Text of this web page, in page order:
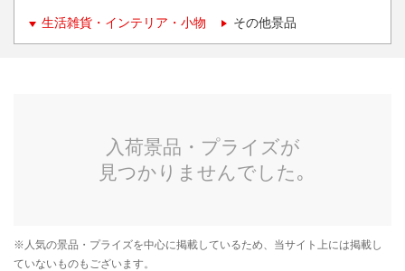
生活雑貨・インテリア・小物 その他景品